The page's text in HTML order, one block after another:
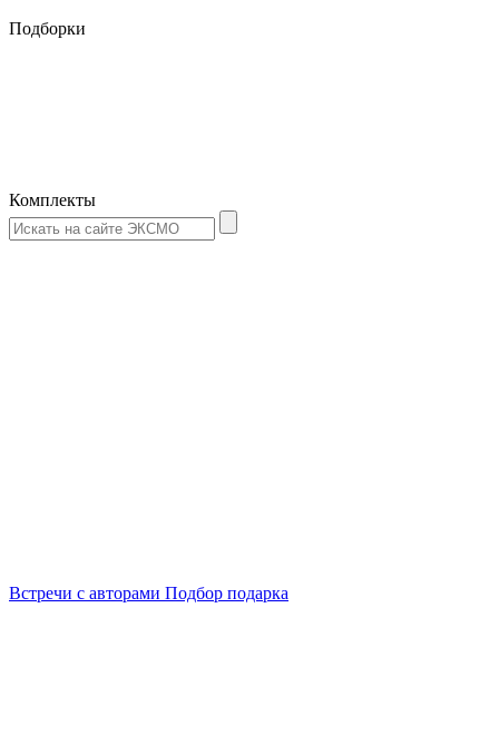
Подборки
Комплекты
Встречи с авторами Подбор подарка